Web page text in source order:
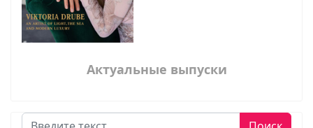
Актуальные выпуски
Поиск